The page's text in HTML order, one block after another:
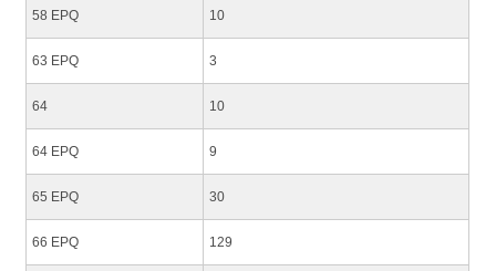
58 EPQ 10
63 EPQ 3
64 10
64 EPQ 9
65 EPQ 30
66 EPQ 129